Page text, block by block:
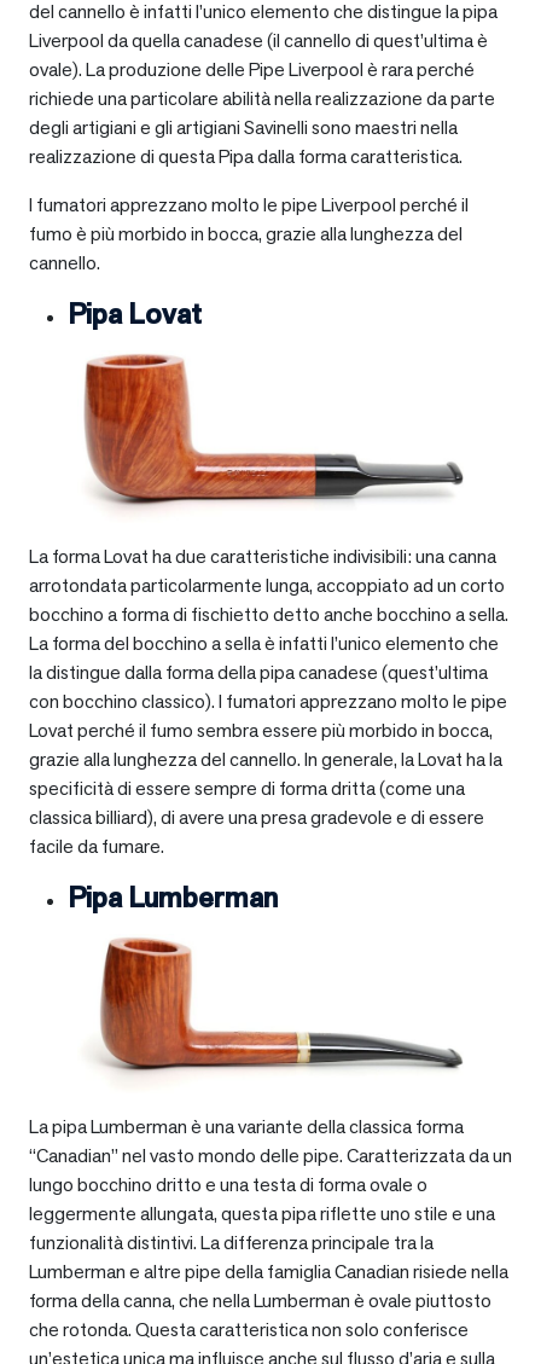
del cannello è infatti l’unico elemento che distingue la pipa
Liverpool da quella canadese (il cannello di quest’ultima è
ovale). La produzione delle Pipe Liverpool è rara perché
richiede una particolare abilità nella realizzazione da parte
degli artigiani e gli artigiani Savinelli sono maestri nella
realizzazione di questa Pipa dalla forma caratteristica.
I fumatori apprezzano molto le pipe Liverpool perché il
fumo è più morbido in bocca, grazie alla lunghezza del
cannello.
Pipa Lovat
La forma Lovat ha due caratteristiche indivisibili: una canna
arrotondata particolarmente lunga, accoppiato ad un corto
bocchino a forma di fischietto detto anche bocchino a sella.
La forma del bocchino a sella è infatti l’unico elemento che
la distingue dalla forma della pipa canadese (quest’ultima
con bocchino classico). I fumatori apprezzano molto le pipe
Lovat perché il fumo sembra essere più morbido in bocca,
grazie alla lunghezza del cannello. In generale, la Lovat ha la
specificità di essere sempre di forma dritta (come una
classica billiard), di avere una presa gradevole e di essere
facile da fumare.
Pipa Lumberman
La pipa Lumberman è una variante della classica forma
“Canadian” nel vasto mondo delle pipe. Caratterizzata da un
lungo bocchino dritto e una testa di forma ovale o
leggermente allungata, questa pipa riflette uno stile e una
funzionalità distintivi. La differenza principale tra la
Lumberman e altre pipe della famiglia Canadian risiede nella
forma della canna, che nella Lumberman è ovale piuttosto
che rotonda. Questa caratteristica non solo conferisce
un’estetica unica ma influisce anche sul flusso d’aria e sulla